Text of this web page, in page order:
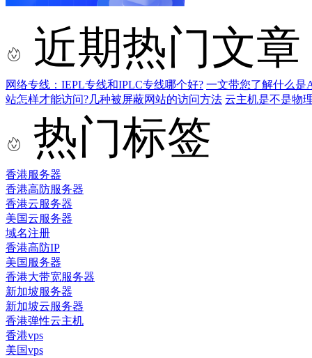
近期热门文章
网络专线：IEPL专线和IPLC专线哪个好? 一文带您了解什么是
站怎样才能访问?几种被屏蔽网站的访问方法 云主机是不是物
热门标签
香港服务器
香港高防服务器
香港云服务器
美国云服务器
域名注册
香港高防IP
美国服务器
香港大带宽服务器
新加坡服务器
新加坡云服务器
香港弹性云主机
香港vps
美国vps